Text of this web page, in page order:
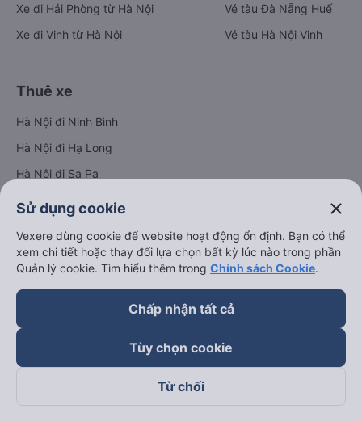
Xe đi Hải Phòng từ Hà Nội
Xe đi Vinh từ Hà Nội
Vé tàu Đà Nẵng Huế
Vé tàu Hà Nội Vinh
Thuê xe
Hà Nội đi Ninh Bình
Hà Nội đi Hạ Long
Hà Nội đi Sa Pa
Hà Nội đi Tam Đảo
Đà Nẵng đi Huế
Hải Phòng đi Hà Nội
Sử dụng cookie close
Vexere dùng cookie để website hoạt động ổn định. Bạn có thể
xem chi tiết hoặc thay đổi lựa chọn bất kỳ lúc nào trong phần
Quản lý cookie. Tìm hiểu thêm trong Chính sách Cookie.
Chấp nhận tất cả
Tùy chọn cookie
Từ chối